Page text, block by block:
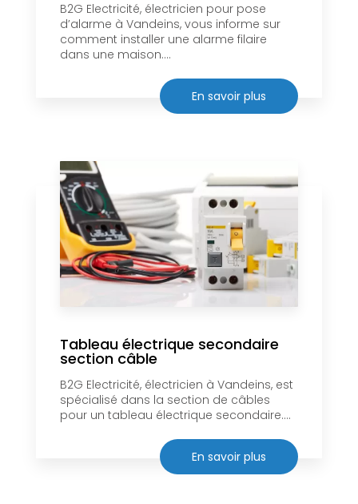
B2G Electricité, électricien pour pose
d’alarme à Vandeins, vous informe sur
comment installer une alarme filaire
dans une maison....
En savoir plus
Tableau électrique secondaire
section câble
B2G Electricité, électricien à Vandeins, est
spécialisé dans la section de câbles
pour un tableau électrique secondaire....
En savoir plus